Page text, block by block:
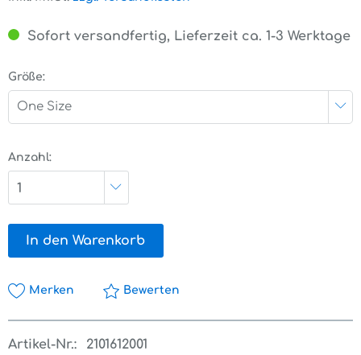
Sofort versandfertig, Lieferzeit ca. 1-3 Werktage
Größe:
One Size
Anzahl:
1
In den Warenkorb
Merken Bewerten
Artikel-Nr.: 2101612001